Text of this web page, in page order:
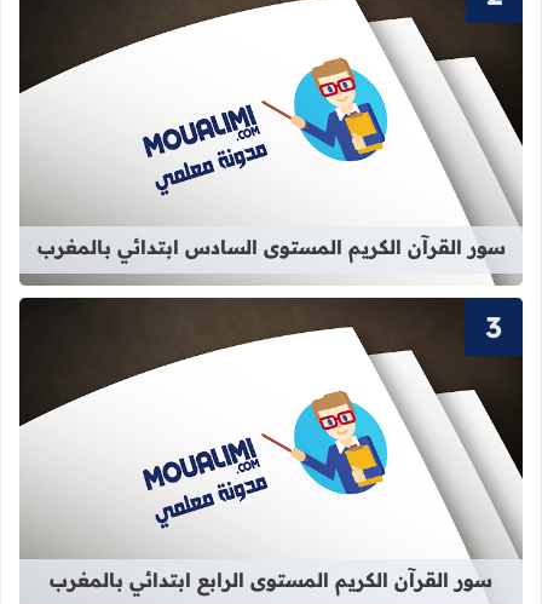
قراءة المزيد عن سور القرآن
سور القرآن الكريم المستوى السادس ابتدائي بالمغرب
قراءة المزيد عن سور القرآن الكريم
سور القرآن الكريم المستوى الرابع ابتدائي بالمغرب